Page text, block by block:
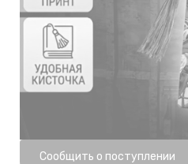
Нет в наличии
Сообщить о поступлении